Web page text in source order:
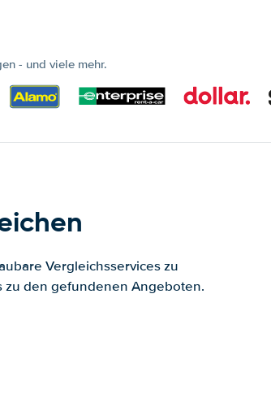
- und viele mehr.
Vergleichsservices zu
den gefundenen Angeboten.